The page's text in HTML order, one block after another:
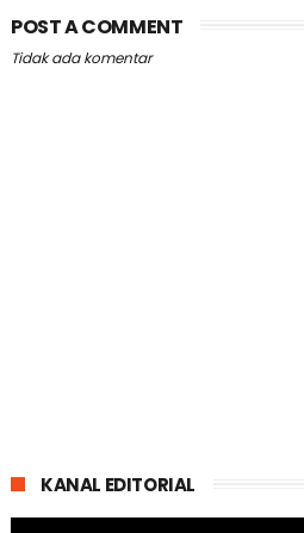
POST A COMMENT
Tidak ada komentar
KANAL EDITORIAL